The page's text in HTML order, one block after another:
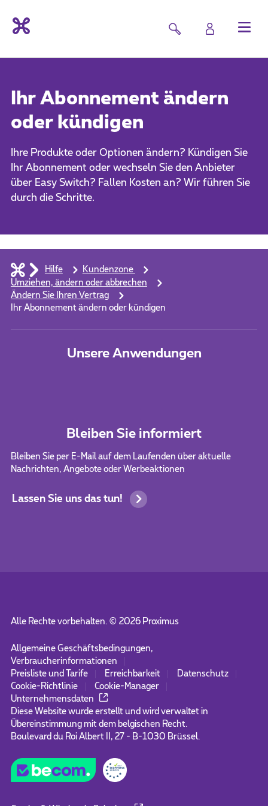
Ihr Abonnement ändern
oder kündigen
Ihre Produkte oder Optionen ändern? Kündigen Sie
Ihr Abonnement oder wechseln Sie den Anbieter
über Easy Switch? Fallen Kosten an? Wir führen Sie
durch die Schritte.
Hilfe
Kundenzone
Umziehen, ändern oder abbrechen
Ändern Sie Ihren Vertrag
Ihr Abonnement ändern oder kündigen
Unsere Anwendungen
Bleiben Sie informiert
Bleiben Sie per E-Mail auf dem Laufenden über aktuelle
Nachrichten, Angebote oder Werbeaktionen
Lassen Sie uns das tun!
Alle Rechte vorbehalten. © 2026Proximus
Allgemeine Geschäftsbedingungen,
Verbraucherinformationen
Preisliste und Tarife
Erreichbarkeit
Datenschutz
Cookie-Richtlinie
Cookie-Manager
Unternehmensdaten
Diese Website wurde erstellt und wird verwaltet in
Übereinstimmung mit dem belgischen Recht.
Boulevard du Roi Albert II, 27 - B-1030 Brüssel.